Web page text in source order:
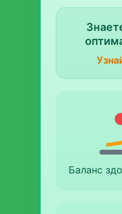
Баланс